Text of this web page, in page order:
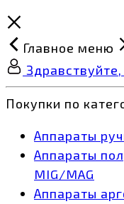
Главное меню
Покупки по
Аппараты
Аппараты
MIG/MAG
Аппараты